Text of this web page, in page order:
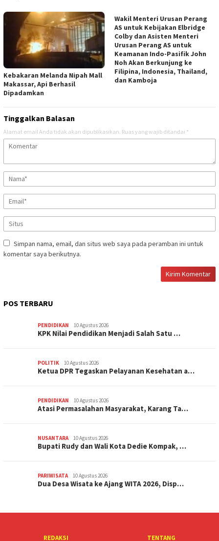
Kebakaran Melanda Nipah Mall
Makassar, Api Berhasil
Dipadamkan
Wakil Menteri Urusan Perang
AS untuk Kebijakan Elbridge
Colby dan Asisten Menteri
Urusan Perang AS untuk
Keamanan Indo-Pasifik John
Noh Akan Berkunjung ke
Filipina, Indonesia, Thailand,
dan Kamboja
Tinggalkan Balasan
Alamat email Anda tidak akan dipublikasikan. Ruas yang wajib ditandai *
Simpan nama, email, dan situs web saya pada peramban ini untuk
komentar saya berikutnya.
POS TERBARU
PENDIDIKAN 10 Agustus 2026
KPK Nilai Pendidikan Menjadi Salah Satu …
POLITIK 10 Agustus 2026
Ketua DPR Tegaskan Pelayanan Kesehatan a…
PENDIDIKAN 10 Agustus 2026
Atasi Permasalahan Masyarakat, Karang Ta…
NUSANTARA 10 Agustus 2026
Bupati Rudy dan Wali Kota Dedie Kompak, …
PARIWISATA 10 Agustus 2026
Dua Desa Wisata ke Ajang WITA 2026, Disp…
REDAKSI TENTANG